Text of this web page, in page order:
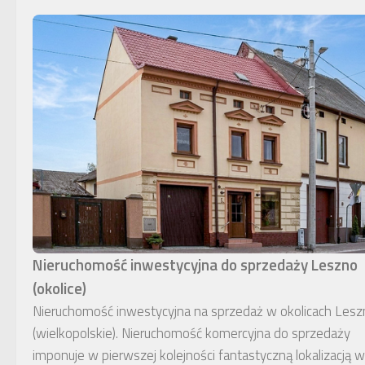
Nieruchomość inwestycyjna do sprzedaży Leszno
(okolice)
Nieruchomość inwestycyjna na sprzedaż w okolicach
(wielkopolskie). Nieruchomość komercyjna do sprzedaży
imponuje w pierwszej kolejności fantastyczną lokalizacją w